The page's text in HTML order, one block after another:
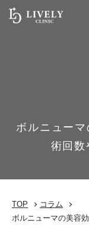
ボルニュー
術回数
TOP
コラム
ボルニューマの美容